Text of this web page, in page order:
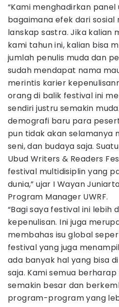
“Kami menghadirkan
bagaimana efek dari
lanskap sastra. Jika kalian
kami tahun ini, kalian bisa
jumlah penulis muda dan
sudah mendapat nama
merintis karier
orang di balik festival ini
sendiri justru semakin
demografi baru para
pun tidak akan selamanya
seni, dan budaya saja.
Ubud Writers & Readers
festival multidisiplin yang
dunia,” ujar I Wayan
Program Manager UWRF.
“Bagi saya festival ini lebih
kepenulisan. Ini juga
membahas isu global
festival yang juga
ada banyak hal yang bisa
saja. Kami semua
semakin besar dan
program-program yang